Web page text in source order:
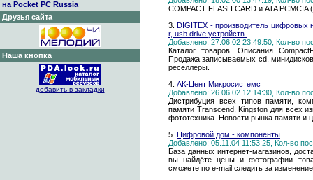
на Pocket PC Russia
Друзья сайта
Наша кнопка
добавить в закладки
COMPACT FLASH CARD и ATA
3.DIGITEX - производитель цифровых
r, usb drive устройств.
Добавлено: 27.06.02 23:49:50, Кол-во
Каталог товаров. Описания
Продажа записываемых cd,
реселлеры.
4. АК-Цент Микросистемс
Добавлено: 26.06.02 12:14:30, Кол-во
Дистрибуция всех типов памяти,
памяти Transcend, Kingston для всех
фототехника. Новости рынка памяти и
5. Цифровой дом - компоненты
Добавлено: 05.11.04 11:53:25, Кол-во
База данных интернет-магазинов,
вы найдёте цены и фотографии
сможете по e-mail следить за